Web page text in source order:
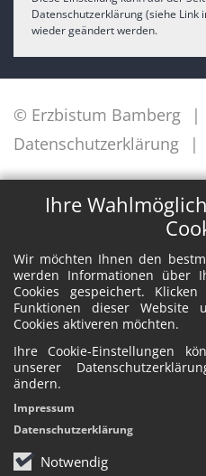
Ihre
Wir möchten Ihnen den
werden Informationen über
Cookies gespeichert.
Funktionen dieser Website
Cookies aktiveren möchten.
Ihre Cookie-Einstellungen
unserer
ändern.
Notwendig
Impressum
Datenschutzerklärung
Datenschutzerklärung (siehe Link
wieder geändert werden.
© Erzbistum Bamberg
Datenschutzerklärung